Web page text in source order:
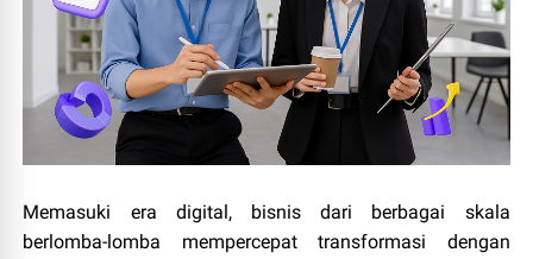
Memasuki era digital, bisnis dari berbagai skala
berlomba‑lomba mempercepat transformasi dengan